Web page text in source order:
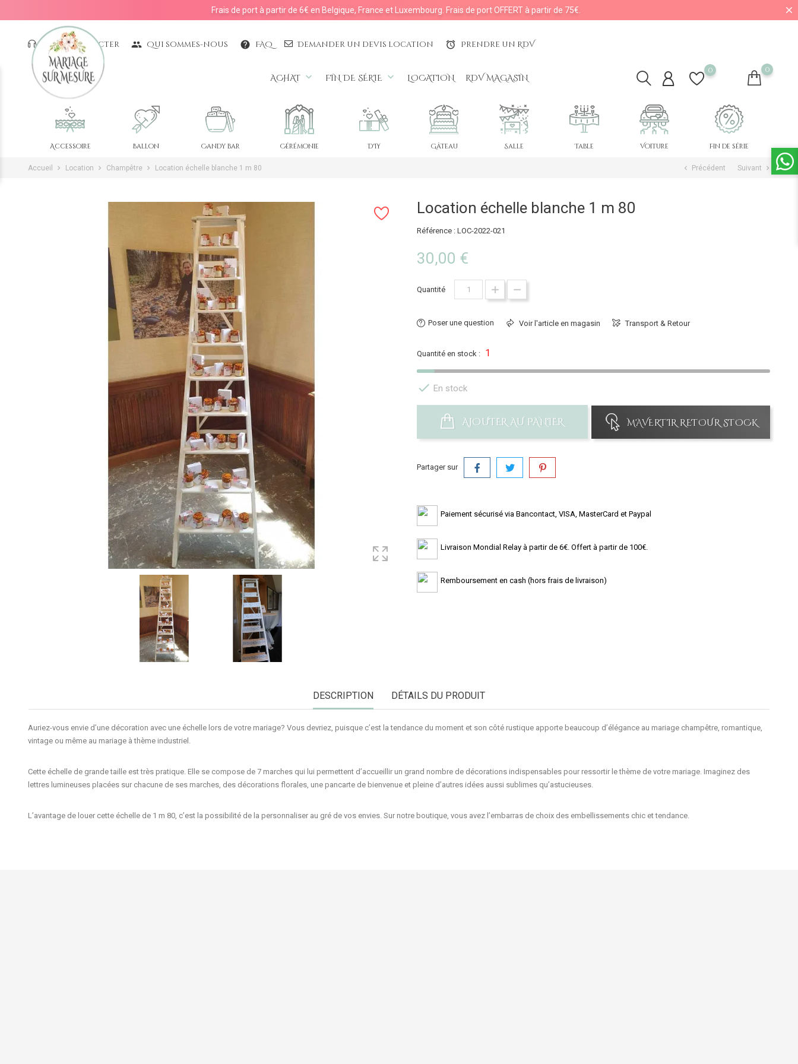
Frais de port à partir de 6€ en Belgique, France et Luxembourg. Frais de port OFFERT à partir de 75€.
Nous contacter people Qui sommes-nous help FAQ Demander un devis location access_alarms Prendre un RDV
ACHAT keyboard_arrow_down FIN DE SÉRIE keyboard_arrow_down LOCATION RDV MAGASIN
0 0
Accessoire Ballon Candy bar Cérémonie DIY Gâteau Salle Table Voiture Fin de série
Accueil Location Champêtre Location échelle blanche 1 m 80 chevron_left Précédent Suivant chevron_right
Location échelle blanche 1 m 80
Référence : LOC-2022-021
30,00 €
Quantité
Poser une question Voir l'article en magasin Transport & Retour
Quantité en stock : 1
 En stock
AJOUTER AU PANIER M'AVERTIR RETOUR STOCK
Partager sur
Paiement sécurisé via Bancontact, VISA, MasterCard et Paypal
Livraison Mondial Relay à partir de 6€. Offert à partir de 100€.
Remboursement en cash (hors frais de livraison)
DESCRIPTION DÉTAILS DU PRODUIT
Auriez-vous envie d’une décoration avec une échelle lors de votre mariage? Vous devriez, puisque c’est la tendance du moment et son côté rustique apporte beaucoup d’élégance au mariage champêtre, romantique,
vintage ou même au mariage à thème industriel.
Cette échelle de grande taille est très pratique. Elle se compose de 7 marches qui lui permettent d’accueillir un grand nombre de décorations indispensables pour ressortir le thème de votre mariage. Imaginez des
lettres lumineuses placées sur chacune de ses marches, des décorations florales, une pancarte de bienvenue et pleine d’autres idées aussi sublimes qu’astucieuses.
L’avantage de louer cette échelle de 1 m 80, c’est la possibilité de la personnaliser au gré de vos envies. Sur notre boutique, vous avez l’embarras de choix des embellissements chic et tendance.